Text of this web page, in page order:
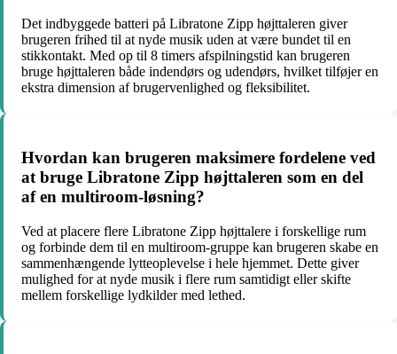
Det indbyggede batteri på Libratone Zipp højttaleren giver
brugeren frihed til at nyde musik uden at være bundet til en
stikkontakt. Med op til 8 timers afspilningstid kan brugeren
bruge højttaleren både indendørs og udendørs, hvilket tilføjer en
ekstra dimension af brugervenlighed og fleksibilitet.
Hvordan kan brugeren maksimere fordelene ved
at bruge Libratone Zipp højttaleren som en del
af en multiroom-løsning?
Ved at placere flere Libratone Zipp højttalere i forskellige rum
og forbinde dem til en multiroom-gruppe kan brugeren skabe en
sammenhængende lytteoplevelse i hele hjemmet. Dette giver
mulighed for at nyde musik i flere rum samtidigt eller skifte
mellem forskellige lydkilder med lethed.